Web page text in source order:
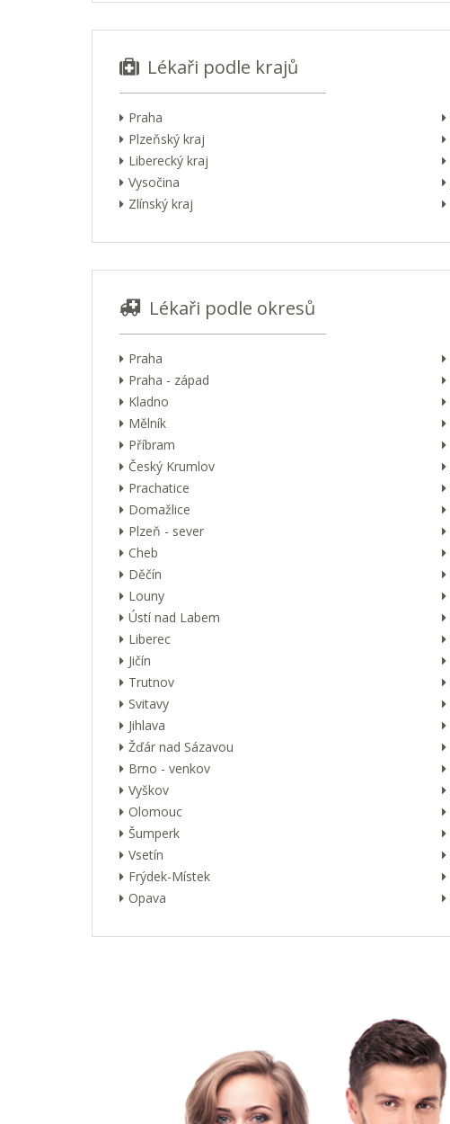
Lékaři podle krajů
Praha
Plzeňský kraj
Liberecký kraj
Vysočina
Zlínský kraj
Lékaři podle okresů
Praha
Praha - západ
Kladno
Mělník
Příbram
Český Krumlov
Prachatice
Domažlice
Plzeň - sever
Cheb
Děčín
Louny
Ústí nad Labem
Liberec
Jičín
Trutnov
Svitavy
Jihlava
Žďár nad Sázavou
Brno - venkov
Vyškov
Olomouc
Šumperk
Vsetín
Frýdek-Místek
Opava